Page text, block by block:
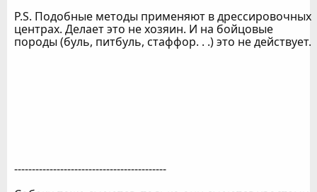
P.S. Подобные методы применяют в дрессировочных
центрах. Делает это не хозяин. И на бойцовые
породы (буль, питбуль, стаффор. . .) это не действует.
-------------------------------------------